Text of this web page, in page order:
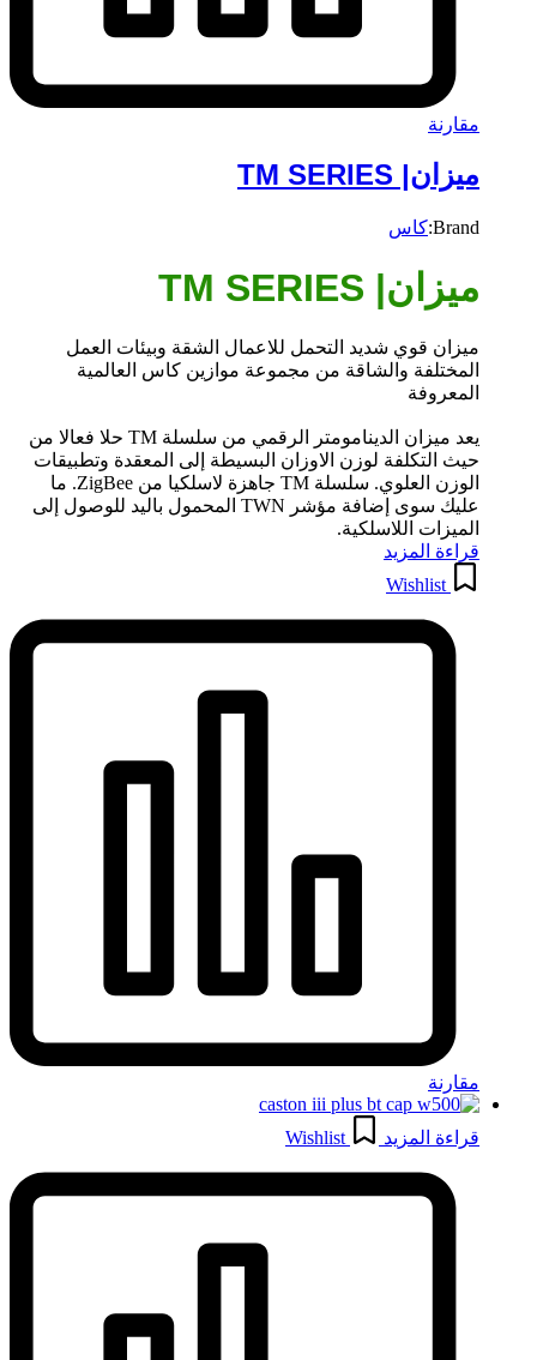
مقارنة
ميزان| TM SERIES
Brand: كاس
ميزان| TM SERIES
ميزان قوي شديد التحمل للاعمال الشقة وبيئات العمل
المختلفة والشاقة من مجموعة موازين كاس العالمية
المعروفة
يعد ميزان الدينامومتر الرقمي من سلسلة TM حلا فعالا من
حيث التكلفة لوزن الاوزان البسيطة إلى المعقدة وتطبيقات
الوزن العلوي. سلسلة TM جاهزة لاسلكيا من ZigBee. ما
عليك سوى إضافة مؤشر TWN المحمول باليد للوصول إلى
الميزات اللاسلكية.
قراءة المزيد
Wishlist
مقارنة
قراءة المزيد Wishlist